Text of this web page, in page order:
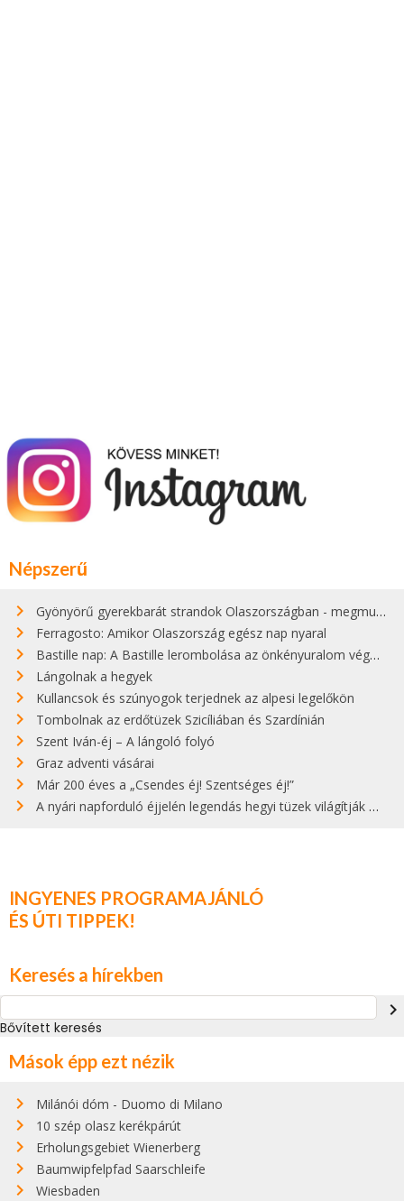
Népszerű
Gyönyörű gyerekbarát strandok Olaszországban - megmutatjuk a 15 legjobbat
Ferragosto: Amikor Olaszország egész nap nyaral
Bastille nap: A Bastille lerombolása az önkényuralom végét jelentette
Lángolnak a hegyek
Kullancsok és szúnyogok terjednek az alpesi legelőkön
Tombolnak az erdőtüzek Szicíliában és Szardínián
Szent Iván-éj – A lángoló folyó
Graz adventi vásárai
Már 200 éves a „Csendes éj! Szentséges éj!”
A nyári napforduló éjjelén legendás hegyi tüzek világítják meg Zugspitzét
INGYENES PROGRAMAJÁNLÓ
ÉS ÚTI TIPPEK!
Keresés a hírekben
navigate_next
Bővített keresés
Mások épp ezt nézik
Milánói dóm - Duomo di Milano
10 szép olasz kerékpárút
Erholungsgebiet Wienerberg
Baumwipfelpfad Saarschleife
Wiesbaden